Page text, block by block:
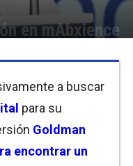
en mAbxience
a buscar
para su
Goldman
encontrar un